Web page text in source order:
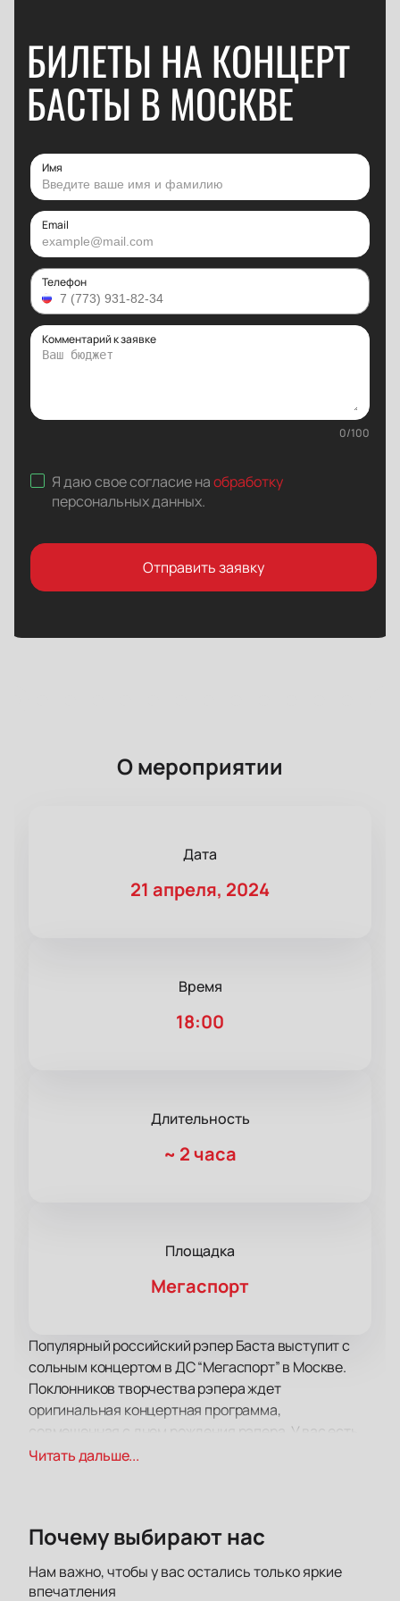
БИЛЕТЫ НА КОНЦЕРТ
БАСТЫ В МОСКВЕ
Имя
Email
Телефон
Комментарий к заявке
0/100
Я даю свое согласие наобработку
персональных данных.
Отправить заявку
О мероприятии
Дата
21 апреля, 2024
Время
18:00
Длительность
~ 2 часа
Площадка
Мегаспорт
Популярный российский рэпер Баста выступит с
сольным концертом в ДС “Мегаспорт” в Москве.
Поклонников творчества рэпера ждет
оригинальная концертная программа,
совмещенная с днем рождения рэпера. У вас есть
возможностькупить билеты на концерт Басты в
побывать на атмосферном представлении одного
Василий Вакуленко (Баста) стал заниматься
Читать дальше...
Почему выбирают нас
Нам важно, чтобы у вас остались только яркие
впечатления